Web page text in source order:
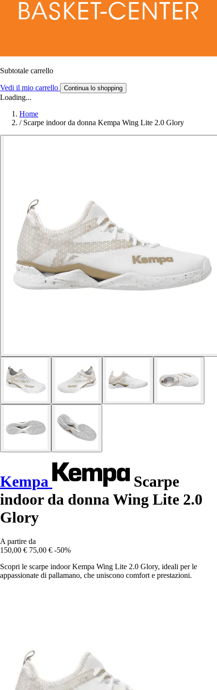
Subtotale carrello
Vedi il mio carrello Continua lo shopping
Loading...
Home
/ Scarpe indoor da donna Kempa Wing Lite 2.0 Glory
Kempa
Scarpe
indoor da donna Wing Lite 2.0
Glory
A partire da
150,00 € 75,00 € -50%
Scopri le scarpe indoor Kempa Wing Lite 2.0 Glory, ideali per le
appassionate di pallamano, che uniscono comfort e prestazioni.